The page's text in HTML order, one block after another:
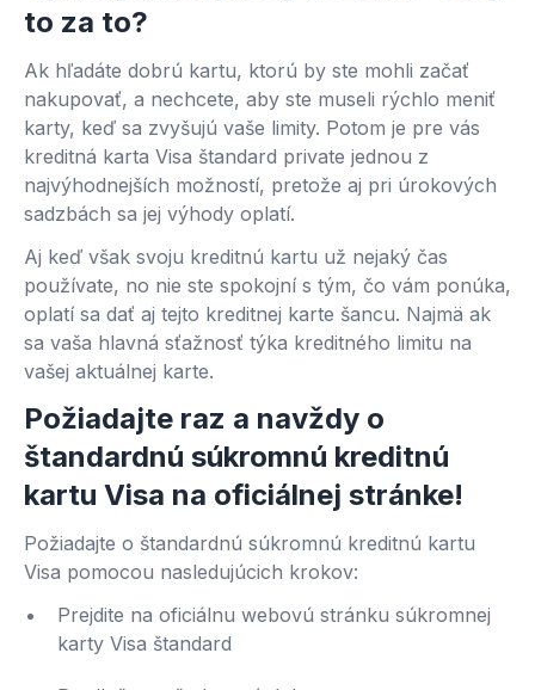
to za to?
Ak hľadáte dobrú kartu, ktorú by ste mohli začať
nakupovať, a nechcete, aby ste museli rýchlo meniť
karty, keď sa zvyšujú vaše limity. Potom je pre vás
kreditná karta Visa štandard private jednou z
najvýhodnejších možností, pretože aj pri úrokových
sadzbách sa jej výhody oplatí.
Aj keď však svoju kreditnú kartu už nejaký čas
používate, no nie ste spokojní s tým, čo vám ponúka,
oplatí sa dať aj tejto kreditnej karte šancu. Najmä ak
sa vaša hlavná sťažnosť týka kreditného limitu na
vašej aktuálnej karte.
Požiadajte raz a navždy o
štandardnú súkromnú kreditnú
kartu Visa na oficiálnej stránke!
Požiadajte o štandardnú súkromnú kreditnú kartu
Visa pomocou nasledujúcich krokov:
Prejdite na oficiálnu webovú stránku súkromnej
karty Visa štandard